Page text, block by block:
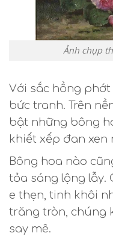
Ảnh chụp
Với sắc hồng
bức tranh. Trên
bật những bông
khiết xếp đan xen
Bông hoa nào
tỏa sáng lộng lẫy.
e thẹn, tinh khôi
trăng tròn, chúng
say mê.